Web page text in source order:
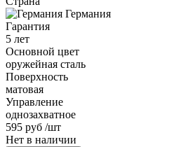
Германия
Гарантия
5 лет
Основной цвет
оружейная сталь
Поверхность
матовая
Управление
однозахватное
595 руб /шт
Нет в наличии